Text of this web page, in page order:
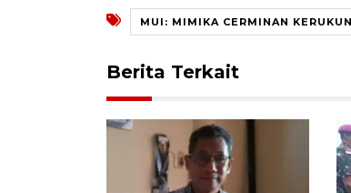
MUI: MIMIKA CERMINAN
Berita Terkait